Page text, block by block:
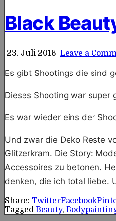
Black
23. Juli 2016 Leave a
Es gibt Shootings die sind
Dieses Shooting war super
Es war wieder eins der
Und zwar die Deko Reste
Glitzerkram. Die Story:
Accessoires zu betonen.
denken, die ich total liebe.
Share: TwitterFacebook
Tagged Beauty,